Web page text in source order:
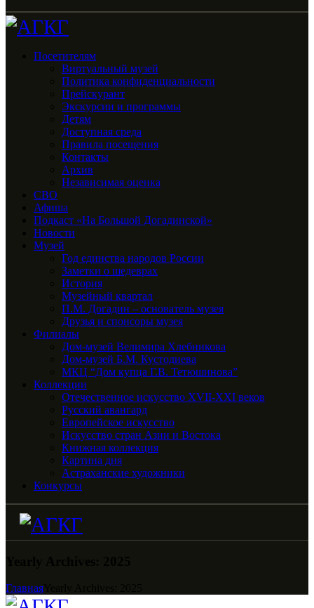
Посетителям
Виртуальный музей
Политика конфиденциальности
Прейскурант
Экскурсии и программы
Детям
Доступная среда
Правила посещения
Контакты
Архив
Независимая оценка
СВО
Афиша
Подкаст «На Большой Догадинской»
Новости
Музей
Год единства народов России
Заметки о шедеврах
История
Музейный квартал
П.М. Догадин – основатель музея
Друзья и спонсоры музея
Филиалы
Дом-музей Велимира Хлебникова
Дом-музей Б.М. Кустодиева
МКЦ “Дом купца Г.В. Тетюшинова”
Коллекции
Отечественное искусство XVII-XXI веков
Русский авангард
Европейское искусство
Искусство стран Азии и Востока
Книжная коллекция
Картина дня
Астраханские художники
Конкурсы
Главная